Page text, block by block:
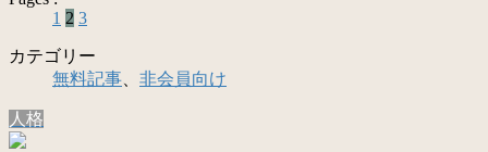
1 2 3
カテゴリー
無料記事
非会員向け
人格